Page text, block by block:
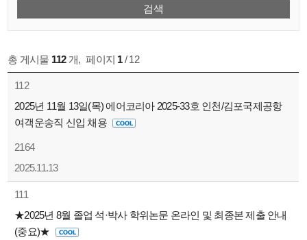
총 게시물 112개, 페이지 1/ 12
112
2025년 11월 13일(목) 에어코리아 2025-33호 인천/김포국제공항
여객운송직 신입 채용
2164
2025.11.13
111
★2025년 8월 졸업 석·박사 학위논문 온라인 및 최종본 제출 안내
(중요)★